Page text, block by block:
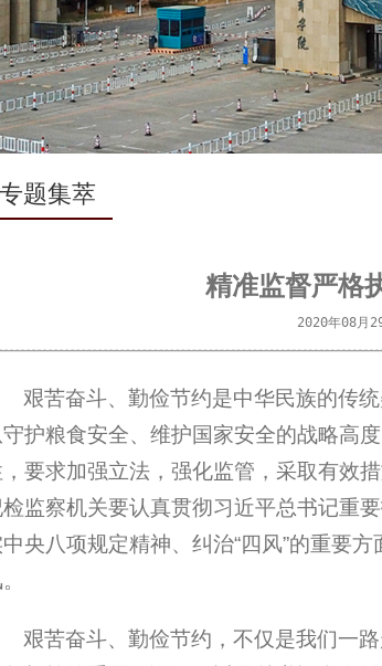
专题集萃
精准监督严格
2020年08月
艰苦奋斗、勤俭节约是中华民族的传
护粮食安全、维护国家安全的战略高
要求加强立法，强化监管，采取有效
监察机关要认真贯彻习近平总书记重
央八项规定精神、纠治“四风”的重要
艰苦奋斗、勤俭节约，不仅是我们一